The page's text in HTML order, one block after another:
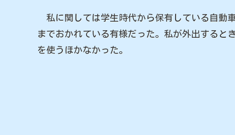
私に関しては学生時代から保有している自動
までおかれている有様だった。私が外出すると
を使うほかなかった。